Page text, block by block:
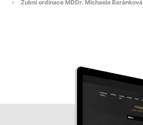
Zubní ordinace MDDr. Michaela Baránková